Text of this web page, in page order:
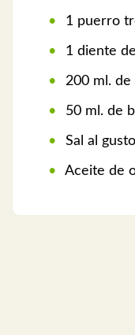
1 puerro
1 diente
200 ml.
50 ml. de
Sal al gusto
Aceite de